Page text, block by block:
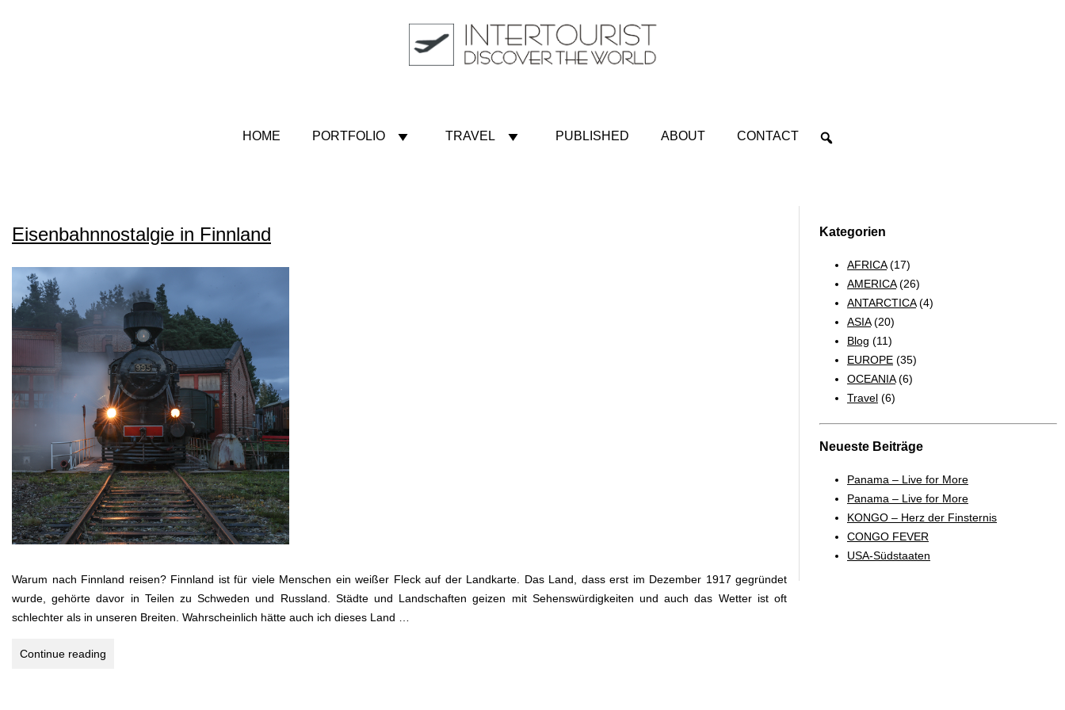
HOME PORTFOLIO TRAVEL PUBLISHED ABOUT CONTACT
Eisenbahnnostalgie in Finnland
Warum nach Finnland reisen? Finnland ist für viele Menschen ein weißer Fleck auf der Landkarte. Das Land, dass erst im Dezember 1917 gegründet
wurde, gehörte davor in Teilen zu Schweden und Russland. Städte und Landschaften geizen mit Sehenswürdigkeiten und auch das Wetter ist oft
schlechter als in unseren Breiten. Wahrscheinlich hätte auch ich dieses Land …
Continue reading
Kategorien
AFRICA(17)
AMERICA(26)
ANTARCTICA(4)
ASIA(20)
Blog (11)
EUROPE (35)
OCEANIA(6)
Travel (6)
Neueste Beiträge
Panama – Live for More
Panama – Live for More
KONGO – Herz der Finsternis
CONGO FEVER
USA-Südstaaten